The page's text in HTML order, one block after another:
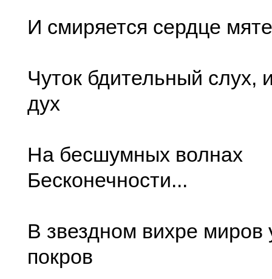
И смиряется сердце
Чуток бдительный слух,
дух
На бесшумных волнах
Бесконечности...
В звездном вихре миров
покров